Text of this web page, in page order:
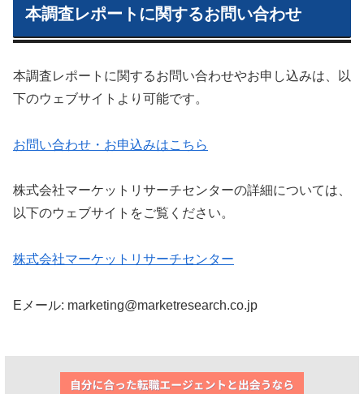
本調査レポートに関するお問い合わせ
本調査レポートに関するお問い合わせやお申し込みは、以
下のウェブサイトより可能です。
お問い合わせ・お申込みはこちら
株式会社マーケットリサーチセンターの詳細については、
以下のウェブサイトをご覧ください。
株式会社マーケットリサーチセンター
Eメール: marketing@marketresearch.co.jp